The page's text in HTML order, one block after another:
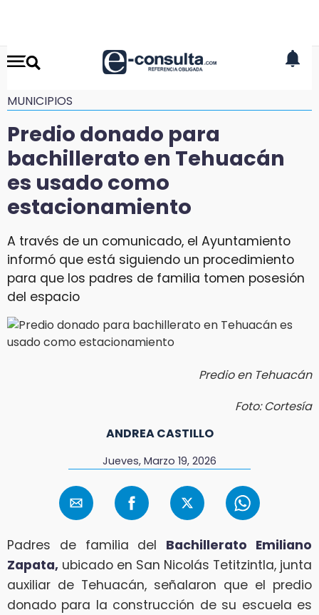
MUNICIPIOS
Predio donado para
bachillerato en Tehuacán
es usado como
estacionamiento
A través de un comunicado, el Ayuntamiento
informó que está siguiendo un procedimiento
para que los padres de familia tomen posesión
del espacio
Predio en Tehuacán
Foto: Cortesía
ANDREA CASTILLO
Jueves, Marzo 19, 2026
Padres de familia del Bachillerato Emiliano
Zapata, ubicado en San Nicolás Tetitzintla, junta
auxiliar de Tehuacán, señalaron que el predio
donado para la construcción de su escuela es